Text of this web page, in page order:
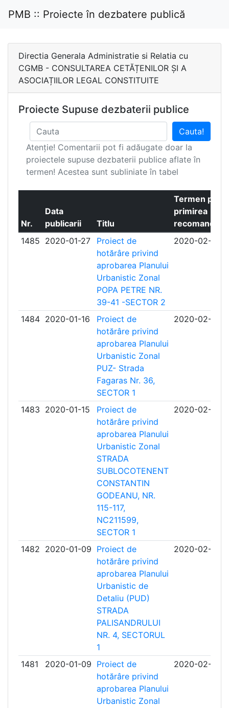
PMB :: Proiecte în dezbatere publică
Directia Generala Administratie si Relatia cu
CGMB - CONSULTAREA CETĂȚENILOR ȘI A
ASOCIAȚIILOR LEGAL CONSTITUITE
Proiecte Supuse dezbaterii publice
Cauta!
Atenție! Comentarii pot fi adăugate doar la
proiectele supuse dezbaterii publice aflate în
termen! Acestea sunt subliniate în tabel
Nr.
Data
publicarii
Titlu
Termen
primirea
1485 2020-01-27
Proiect de
hotărâre privind
aprobarea Planului
Urbanistic Zonal
POPA PETRE NR.
39-41 -SECTOR 2
2020-02-27
1484 2020-01-16
Proiect de
hotărâre privind
aprobarea Planului
Urbanistic Zonal
PUZ- Strada
Fagaras Nr. 36,
SECTOR 1
2020-02-17
1483 2020-01-15
Proiect de
hotărâre privind
aprobarea Planului
Urbanistic Zonal
STRADA
SUBLOCOTENENT
CONSTANTIN
GODEANU, NR.
115-117,
NC211599,
SECTOR 1
2020-02-17
1482 2020-01-09 Proiect de
hotărâre privind
aprobarea Planului
Urbanistic de
Detaliu (PUD)
STRADA
PALISANDRULUI
NR. 4, SECTORUL
1
2020-02-10
1481 2020-01-09 Proiect de
hotărâre privind
aprobarea Planului
Urbanistic Zonal
2020-02-10